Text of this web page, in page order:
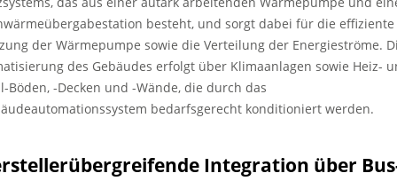
besteht, und sorgt dabei für die effiziente
der Wärmepumpe sowie die Verteilung der Energieströme.
des Gebäudes erfolgt über Klimaanlagen sowie Heiz-
Böden, -Decken und -Wände, die durch das
bedarfsgerecht konditioniert werden.
Integration über